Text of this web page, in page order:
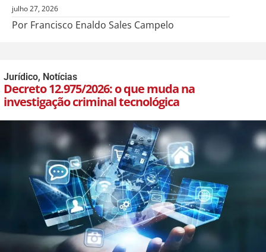
julho 27, 2026
Por Francisco Enaldo Sales Campelo
Jurídico, Notícias
Decreto 12.975/2026: o que muda na
investigação criminal tecnológica